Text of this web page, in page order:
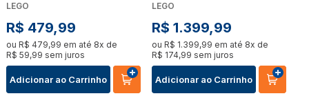
LEGO
R$ 479,99
ou R$ 479,99 em até 8x de
R$ 59,99 sem juros
Adicionar ao Carrinho
LEGO
R$ 1.399,99
ou R$ 1.399,99 em até 8x de
R$ 174,99 sem juros
Adicionar ao Carrinho